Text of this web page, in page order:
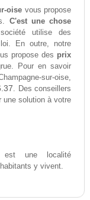
oise vous propose
C'est une chose
utilise des
En outre, notre
propose des prix
Pour en savoir
sur-oise,
. Des conseillers
une solution à votre
est une localité
y vivent.